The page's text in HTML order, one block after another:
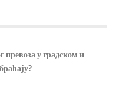
превоза у градском и